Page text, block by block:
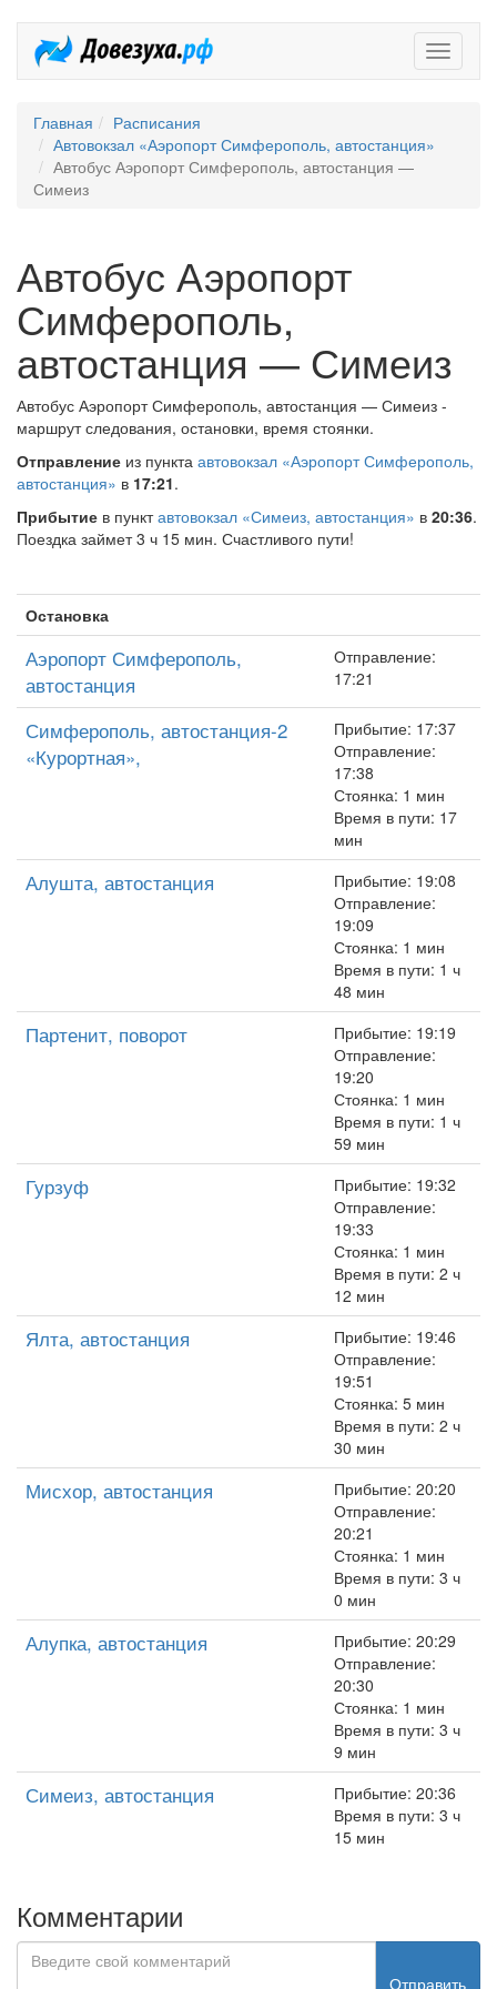
Главная
Расписания
Автовокзал «Аэропорт Симферополь, автостанция»
Автобус Аэропорт Симферополь, автостанция —
Симеиз
Автобус Аэропорт
Симферополь,
автостанция — Симеиз
Автобус Аэропорт Симферополь, автостанция — Симеиз -
маршрут следования, остановки, время стоянки.
Отправление из пункта автовокзал «Аэропорт Симферополь,
автостанция» в 17:21.
Прибытие в пунктавтовокзал «Симеиз, автостанция» в 20:36.
Поездка займет 3 ч 15 мин. Счастливого пути!
Остановка
Аэропорт Симферополь,
автостанция
Отправление:
17:21
Симферополь, автостанция-2
«Курортная»,
Прибытие: 17:37
Отправление:
17:38
Стоянка: 1 мин
Время в пути: 17
мин
Алушта, автостанция
Прибытие: 19:08
Отправление:
19:09
Стоянка: 1 мин
Время в пути: 1 ч
48 мин
Партенит, поворот
Прибытие: 19:19
Отправление:
19:20
Стоянка: 1 мин
Время в пути: 1 ч
59 мин
Гурзуф
Прибытие: 19:32
Отправление:
19:33
Стоянка: 1 мин
Время в пути: 2 ч
12 мин
Ялта, автостанция
Прибытие: 19:46
Отправление:
19:51
Стоянка: 5 мин
Время в пути: 2 ч
30 мин
Мисхор, автостанция
Прибытие: 20:20
Отправление:
20:21
Стоянка: 1 мин
Время в пути: 3 ч
0 мин
Алупка, автостанция
Прибытие: 20:29
Отправление:
20:30
Стоянка: 1 мин
Время в пути: 3 ч
9 мин
Симеиз, автостанция
Прибытие: 20:36
Время в пути: 3 ч
15 мин
Комментарии
Отправить